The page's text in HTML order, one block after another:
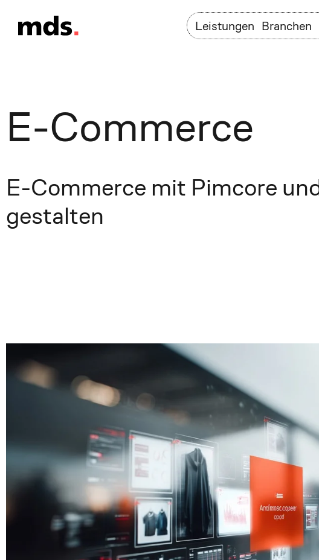
Leistungen Branchen
E-Commerce
E-Commerce mit Pimcore
gestalten